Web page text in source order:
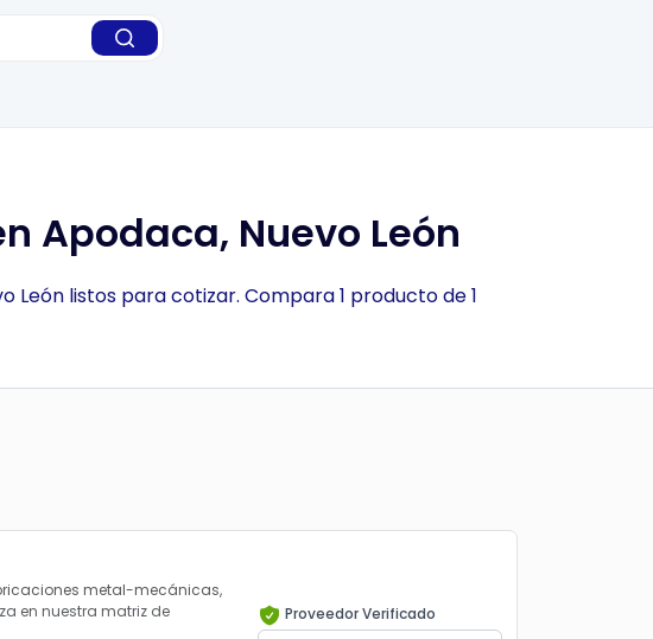
Apodaca, Nuevo León
León listos para cotizar. Compara 1 producto de 1
metal-mecánicas,
en nuestra matriz de
Proveedor Verificado